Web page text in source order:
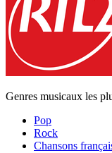
Genres musicaux les
Pop
Rock
Chansons